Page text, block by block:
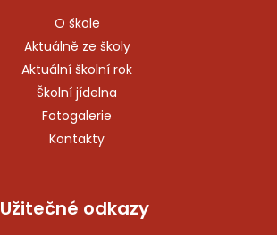
O škole
Aktuálně ze školy
Aktuální školní rok
Školní jídelna
Fotogalerie
Kontakty
Užitečné odkazy